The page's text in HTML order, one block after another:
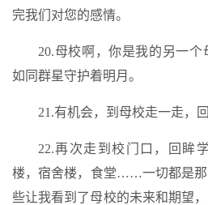
完我们对您的感情。
20.母校啊，你是我的另一个
如同群星守护着明月。
21.有机会，到母校走一走，
22.再次走到校门口，回眸
楼，宿舍楼，食堂……一切都是那
些让我看到了母校的未来和期望